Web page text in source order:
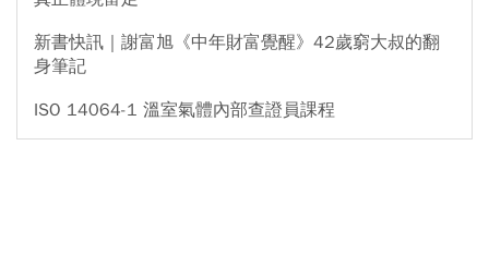
新書快訊｜謝富旭《中年財富覺醒》42歲窮大叔的翻
身筆記
ISO 14064-1 溫室氣體內部查證員課程